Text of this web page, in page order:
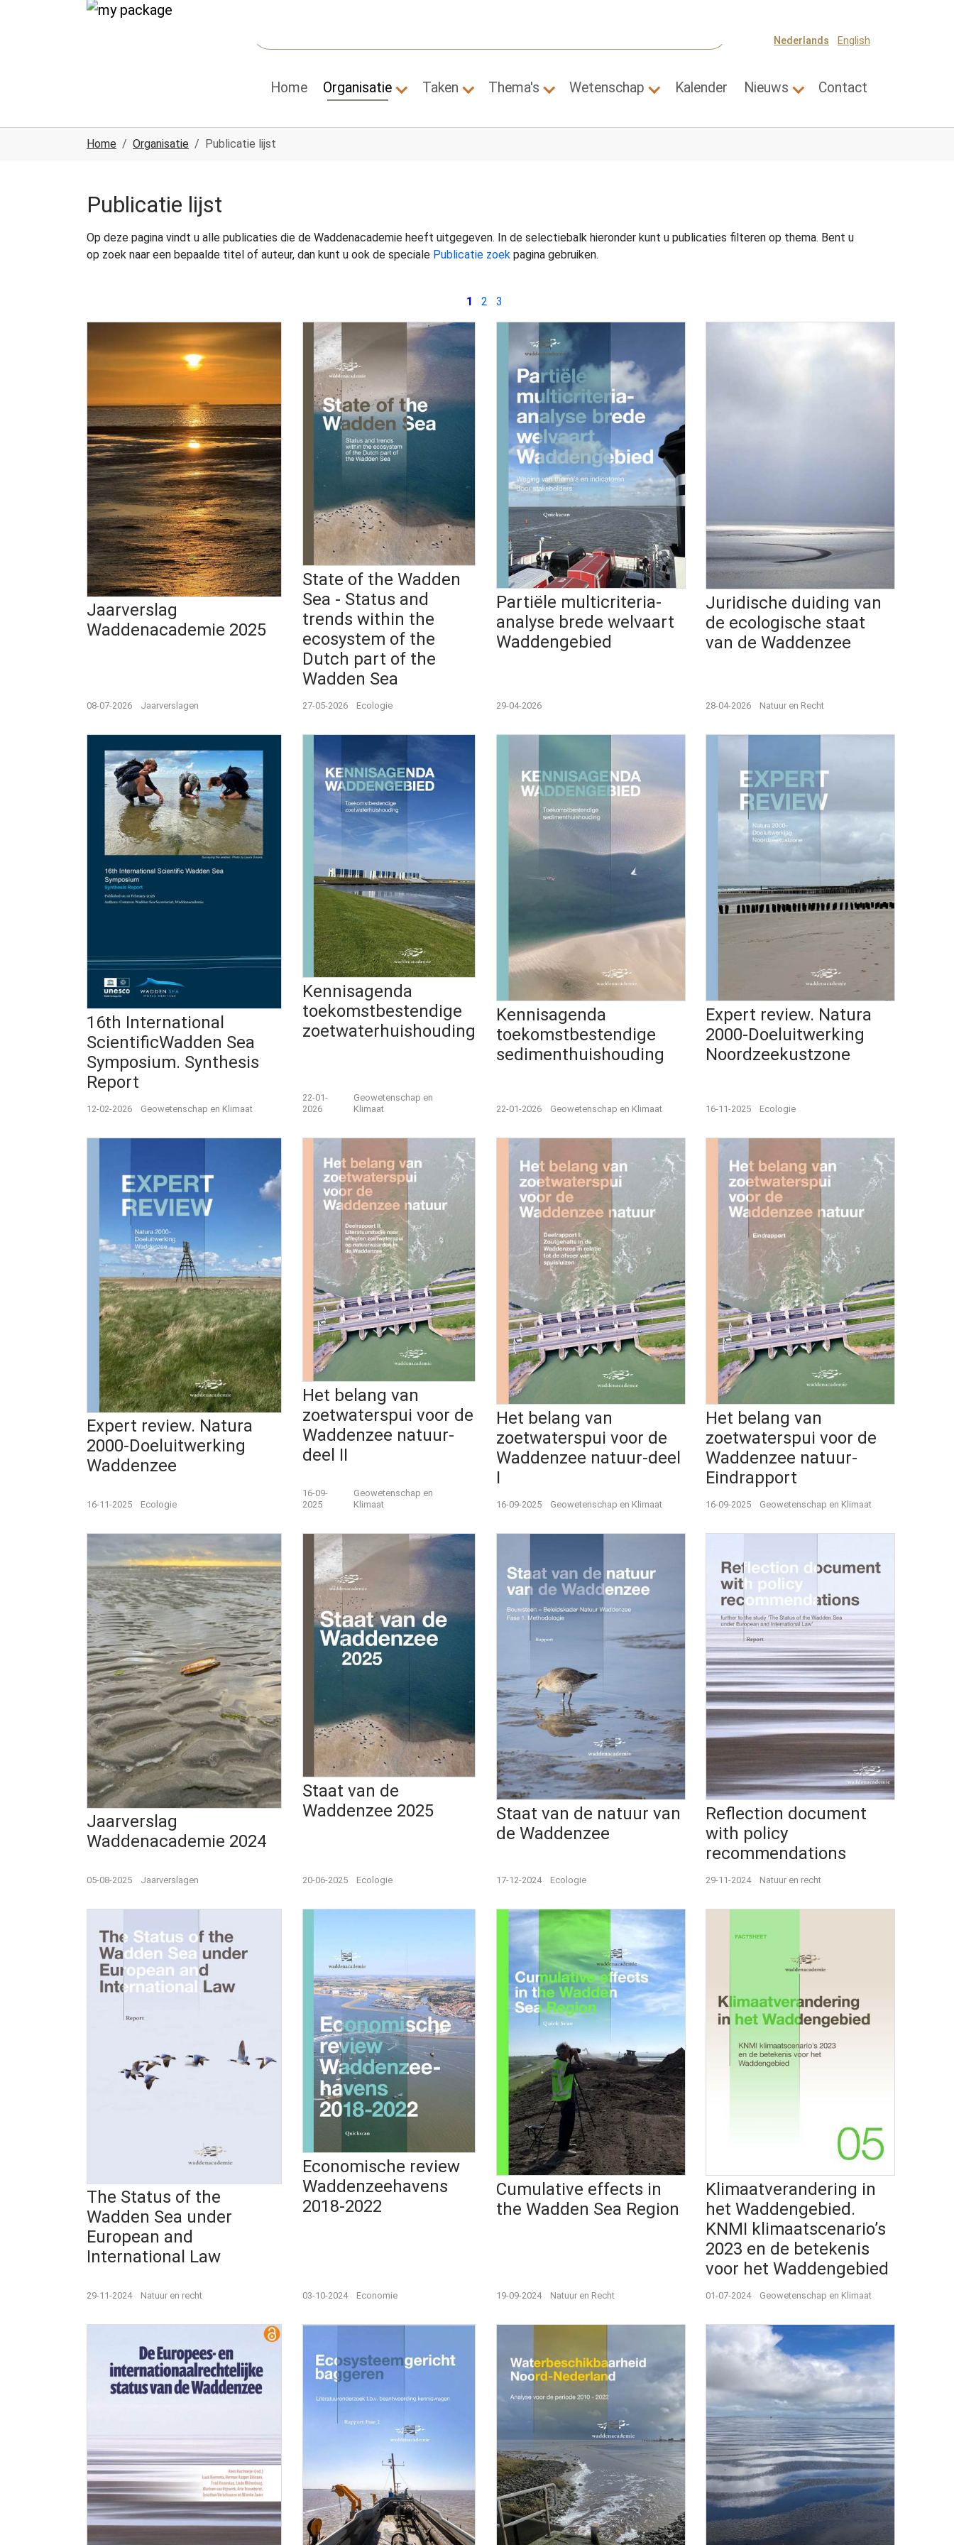
Spring naar hoofd-inhoud
Skip to page footer
Nederlands English
Home Organisatie
Submenu for "Organisatie"
Taken
Submenu for "Taken"
Thema's
Submenu for "Thema's"
Wetenschap
Submenu for "Wetenschap"
Kalender Nieuws
Submenu for "Nieuws"
Contact
Home Organisatie Publicatie lijst
Publicatie lijst
Op deze pagina vindt u alle publicaties die de Waddenacademie heeft uitgegeven. In de selectiebalk hieronder kunt u publicaties filteren op thema. Bent u
op zoek naar een bepaalde titel of auteur, dan kunt u ook de speciale Publicatie zoek pagina gebruiken.
1 2 3
Jaarverslag
Waddenacademie 2025
08-07-2026 Jaarverslagen
State of the Wadden
Sea - Status and
trends within the
ecosystem of the
Dutch part of the
Wadden Sea
27-05-2026 Ecologie
Partiële multicriteria-
analyse brede welvaart
Waddengebied
29-04-2026
Juridische duiding van
de ecologische staat
van de Waddenzee
28-04-2026 Natuur en Recht
16th International
ScientificWadden Sea
Symposium. Synthesis
Report
12-02-2026 Geowetenschap en Klimaat
Kennisagenda
toekomstbestendige
zoetwaterhuishouding
22-01-
2026
Geowetenschap en
Klimaat
Kennisagenda
toekomstbestendige
sedimenthuishouding
22-01-2026 Geowetenschap en Klimaat
Expert review. Natura
2000-Doeluitwerking
Noordzeekustzone
16-11-2025 Ecologie
Expert review. Natura
2000-Doeluitwerking
Waddenzee
16-11-2025 Ecologie
Het belang van
zoetwaterspui voor de
Waddenzee natuur-
deel II
16-09-
2025
Geowetenschap en
Klimaat
Het belang van
zoetwaterspui voor de
Waddenzee natuur-deel
I
16-09-2025 Geowetenschap en Klimaat
Het belang van
zoetwaterspui voor de
Waddenzee natuur-
Eindrapport
16-09-2025 Geowetenschap en Klimaat
Jaarverslag
Waddenacademie 2024
05-08-2025 Jaarverslagen
Staat van de
Waddenzee 2025
20-06-2025 Ecologie
Staat van de natuur van
de Waddenzee
17-12-2024 Ecologie
Reflection document
with policy
recommendations
29-11-2024 Natuur en recht
The Status of the
Wadden Sea under
European and
International Law
29-11-2024 Natuur en recht
Economische review
Waddenzeehavens
2018-2022
03-10-2024 Economie
Cumulative effects in
the Wadden Sea Region
19-09-2024 Natuur en Recht
Klimaatverandering in
het Waddengebied.
KNMI klimaatscenario’s
2023 en de betekenis
voor het Waddengebied
01-07-2024 Geowetenschap en Klimaat